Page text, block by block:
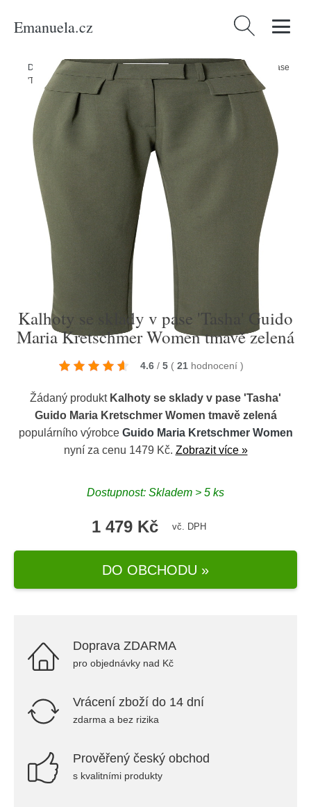
Emanuela.cz Vyhledávání
Domů /Produkty Ženy/ Oblečení/Kalhoty
Kalhoty se sklady v pase
'Tasha' Guido Maria Kretschmer Women tmavě zelená
Kalhoty se sklady v pase 'Tasha' Guido
Maria Kretschmer Women tmavě zelená
4.6 / 5 ( 21 hodnocení )
Žádaný produkt Kalhoty se sklady v pase 'Tasha'
Guido Maria Kretschmer Women tmavě zelená
populárního výrobce Guido Maria Kretschmer Women
nyní za cenu 1479 Kč. Zobrazit více »
Dostupnost: Skladem > 5 ks
1 479 Kč vč. DPH
DO OBCHODU »
Doprava ZDARMA
pro objednávky nad Kč
Vrácení zboží do 14 dní
zdarma a bez rizika
Prověřený český obchod
s kvalitními produkty